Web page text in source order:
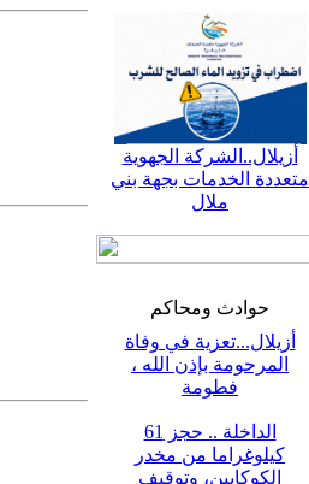
أزيلال..الشركة الجهوية
متعددة الخدمات بجهة بني
ملال
حوادث ومحاكم
أزيلال...تعزية في وفاة
المرحومة بإذن الله ،
فطومة
الداخلة .. حجز 61
كيلوغراما من مخدر
الكوكايين، وتوقيف